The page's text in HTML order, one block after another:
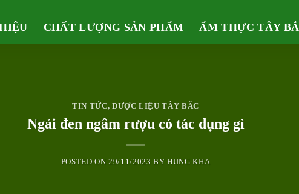
CHẤT LƯỢNG SẢN PHẨM ẨM THỰC TÂY
TIN TỨC, DƯỢC LIỆU TÂY BẮC
Ngải đen ngâm rượu có tác dụng gì
POSTED ON29/11/2023 BYHUNG KHA